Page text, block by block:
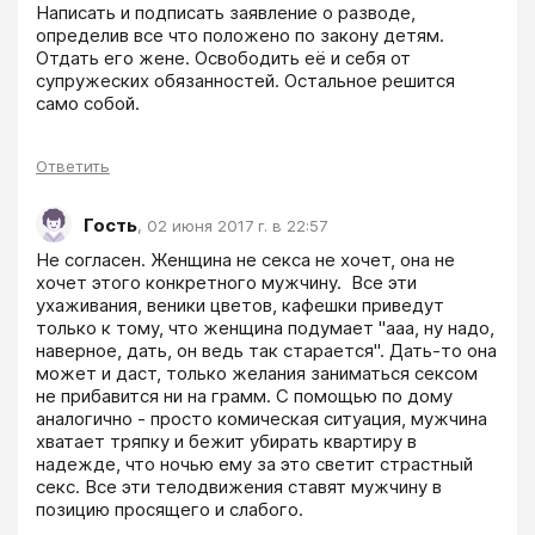
Написать и подписать заявление о разводе,
определив все что положено по закону детям.
Отдать его жене. Освободить её и себя от
супружеских обязанностей. Остальное решится
само собой.
Ответить
Гость, 02 июня 2017 г. в 22:57
Не согласен. Женщина не секса не хочет, она не
хочет этого конкретного мужчину.  Все эти
ухаживания, веники цветов, кафешки приведут
только к тому, что женщина подумает "ааа, ну надо,
наверное, дать, он ведь так старается". Дать-то она
может и даст, только желания заниматься сексом
не прибавится ни на грамм. С помощью по дому
аналогично - просто комическая ситуация, мужчина
хватает тряпку и бежит убирать квартиру в
надежде, что ночью ему за это светит страстный
секс. Все эти телодвижения ставят мужчину в
позицию просящего и слабого.